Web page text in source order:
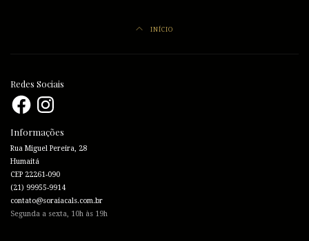
INÍCIO
Redes Sociais
FacebookInstagram
Informações
Rua Miguel Pereira, 28
Humaitá
CEP 22261-090
(21) 99955-9914
contato@soraiacals.com.br
Segunda a sexta, 10h às 19h